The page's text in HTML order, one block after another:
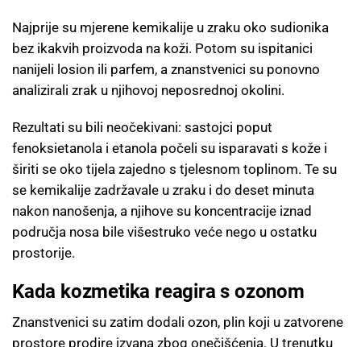
Najprije su mjerene kemikalije u zraku oko sudionika
bez ikakvih proizvoda na koži. Potom su ispitanici
nanijeli losion ili parfem, a znanstvenici su ponovno
analizirali zrak u njihovoj neposrednoj okolini.
Rezultati su bili neočekivani: sastojci poput
fenoksietanola i etanola počeli su isparavati s kože i
širiti se oko tijela zajedno s tjelesnom toplinom. Te su
se kemikalije zadržavale u zraku i do deset minuta
nakon nanošenja, a njihove su koncentracije iznad
područja nosa bile višestruko veće nego u ostatku
prostorije.
Kada kozmetika reagira s ozonom
Znanstvenici su zatim dodali ozon, plin koji u zatvorene
prostore prodire izvana zbog onečišćenja. U trenutku